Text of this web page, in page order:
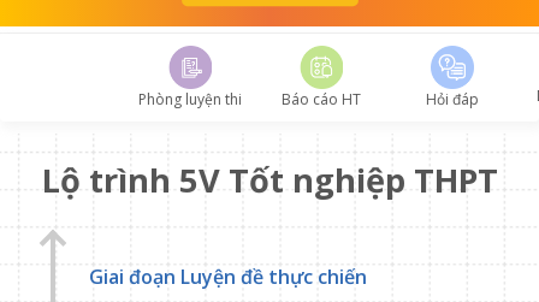
Phòng luyện thi Báo cáo HT Hỏi đáp
Lộ trình 5V Tốt nghiệp THPT
Giai đoạn Luyện đề thực chiến